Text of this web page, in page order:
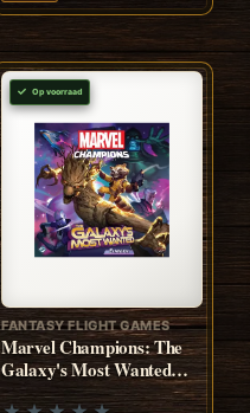
Op voorraad
FANTASY FLIGHT GAMES
Marvel Champions: The
Galaxy's Most Wanted
(ENG)